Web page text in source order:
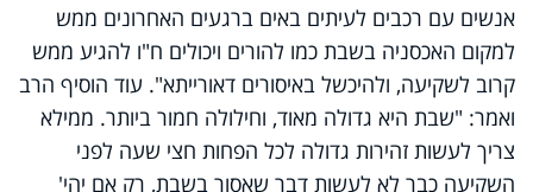
אנשים עם רכבים לעיתים באים ברגעים האחרונים ממש
למקום האכסניה בשבת כמו להורים ויכולים ח"ו להגיע ממש
קרוב לשקיעה, ולהיכשל באיסורים דאורייתא". עוד הוסיף הרב
ואמר: "שבת היא גדולה מאוד, וחילולה חמור ביותר. ממילא
צריך לעשות זהירות גדולה לכל הפחות חצי שעה לפני
השקיעה כבר לא לעשות דבר שאסור בשבת, רק אם יהי'